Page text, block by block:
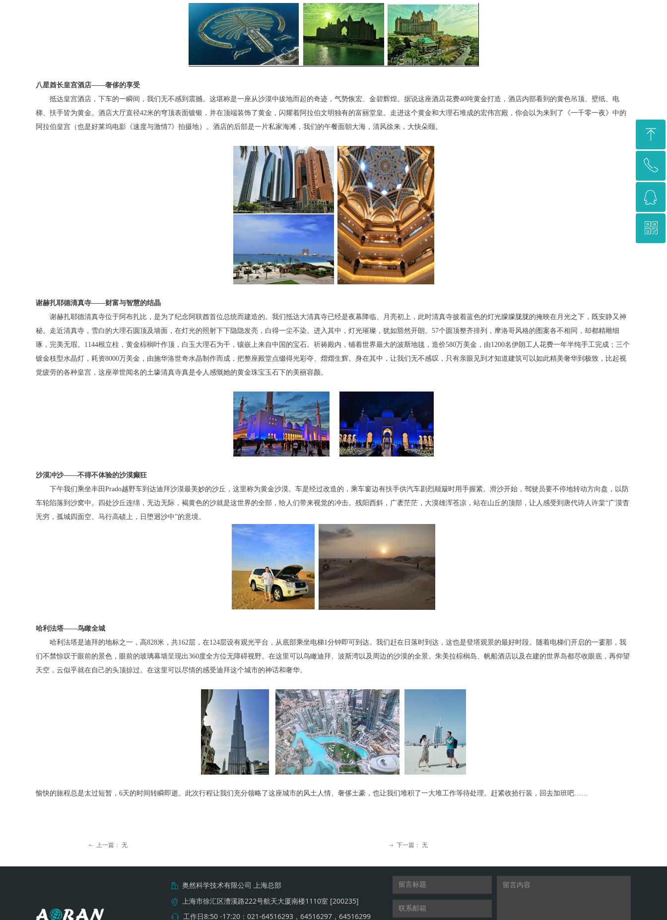
八星酋长皇宫酒店——奢侈的享受
抵达皇宫酒店，下车的一瞬间，我们无不感到震撼。这堪称是一座从沙漠中拔地而起的奇迹，气势恢宏、金碧辉煌。据说这座酒店花费40吨黄金打造，酒店内部看到的黄色吊顶、壁纸、电
梯、扶手皆为黄金。酒店大厅直径42米的穹顶表面镀银，并在顶端装饰了黄金，闪耀着阿拉伯文明独有的富丽堂皇。走进这个黄金和大理石堆成的宏伟宫殿，你会以为来到了《一千零一夜》中的
阿拉伯皇宫（也是好莱坞电影《速度与激情7》拍摄地）。酒店的后部是一片私家海滩，我们的午餐面朝大海，清风徐来，大快朵颐。
谢赫扎耶德清真寺——财富与智慧的结晶
谢赫扎耶德清真寺位于阿布扎比，是为了纪念阿联酋首位总统而建造的。我们抵达大清真寺已经是夜幕降临、月亮初上，此时清真寺披着蓝色的灯光朦朦胧胧的掩映在月光之下，既安静又神
秘。走近清真寺，雪白的大理石圆顶及墙面，在灯光的照射下下隐隐发亮，白得一尘不染。进入其中，灯光璀璨，犹如豁然开朗。57个圆顶整齐排列，摩洛哥风格的图案各不相同，却都精雕细
琢，完美无瑕。1144根立柱，黄金棕榈叶作顶，白玉大理石为干，镶嵌上来自中国的宝石。祈祷殿内，铺着世界最大的波斯地毯，造价580万美金，由1200名伊朗工人花费一年半纯手工完成；三个
镀金枝型水晶灯，耗资8000万美金，由施华洛世奇水晶制作而成，把整座殿堂点缀得光彩夺、熠熠生辉。身在其中，让我们无不感叹，只有亲眼见到才知道建筑可以如此精美奢华到极致，比起视
觉疲劳的各种皇宫，这座举世闻名的土壕清真寺真是令人感慨她的黄金珠宝玉石下的美丽容颜。
沙漠冲沙——不得不体验的沙漠癫狂
下午我们乘坐丰田Prado越野车到达迪拜沙漠最美妙的沙丘，这里称为黄金沙漠。车是经过改造的，乘车窗边有扶手供汽车剧烈颠簸时用手握紧。滑沙开始，驾驶员要不停地转动方向盘，以防
车轮陷落到沙窝中。四处沙丘连绵，无边无际，褐黄色的沙就是这世界的全部，给人们带来视觉的冲击。残阳西斜，广袤茫茫，大漠雄浑苍凉，站在山丘的顶部，让人感受到唐代诗人许棠“广漠杳
无穷，孤城四面空。马行高碛上，日堕迥沙中”的意境。
哈利法塔——鸟瞰全城
哈利法塔是迪拜的地标之一，高828米，共162层，在124层设有观光平台，从底部乘坐电梯1分钟即可到达。我们赶在日落时到达，这也是登塔观景的最好时段。随着电梯们开启的一霎那，我
们不禁惊叹于眼前的景色，眼前的玻璃幕墙呈现出360度全方位无障碍视野。在这里可以鸟瞰迪拜、波斯湾以及周边的沙漠的全景。朱美拉棕榈岛、帆船酒店以及在建的世界岛都尽收眼底，再仰望
天空，云似乎就在自己的头顶掠过。在这里可以尽情的感受迪拜这个城市的神话和奢华。
愉快的旅程总是太过短暂，6天的时间转瞬即逝。此次行程让我们充分领略了这座城市的风土人情、奢侈土豪，也让我们堆积了一大堆工作等待处理。赶紧收拾行装，回去加班吧……
ꂃ 上一篇： 无 ꁹ 下一篇： 无
奥然科学技术有限公司 上海总部
ꀷ
ꁱ
ꀶ
上海市徐汇区漕溪路222号航天大厦南楼1110室 [200235]
工作日8:50 -17:20：021-64516293，64516297，64516299
ꁸ
回到顶部
ꂅ
4009-670570
ꁗ
咨询服务
ꀥ